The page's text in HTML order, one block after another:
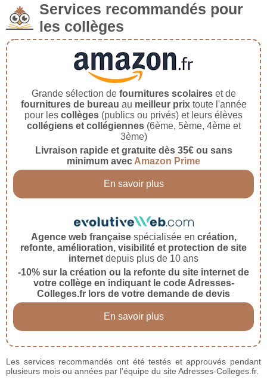
Services recommandés pour
les collèges
Grande sélection de fournitures scolaireset de
fournitures de bureau au meilleur prixtoute l'année
pour les collèges (publics ou privés) et leurs élèves
collégiens et collégiennes(6ème, 5ème, 4ème et
3ème)
Livraison rapide et gratuite dès 35€ ou sans
minimum avec Amazon Prime
En savoir plus
Agence web françaisespécialisée en création,
refonte, amélioration, visibilité et protection de site
internet depuis plus de 10 ans
-10% sur la création ou la refonte du site internet de
votre collège en indiquant le code Adresses-
Colleges.fr lors de votre demande de devis
En savoir plus
Les services recommandés ont été testés et approuvés pendant
plusieurs mois ou années par l'équipe du site Adresses-Colleges.fr.